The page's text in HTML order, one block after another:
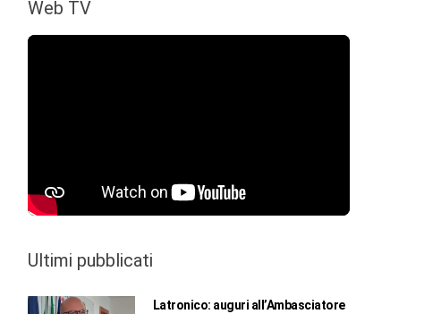
Web TV
Ultimi pubblicati
Latronico: auguri all’Ambasciatore